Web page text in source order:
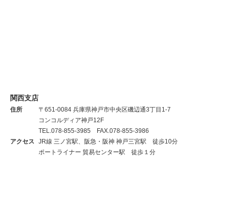
関西支店
住所
〒651-0084 兵庫県神戸市中央区磯辺通3丁目1-7
コンコルディア神戸12F
TEL.078-855-3985 FAX.078-855-3986
アクセス
JR線 三ノ宮駅、阪急・阪神 神戸三宮駅 徒歩10分
ポートライナー 貿易センター駅 徒歩１分